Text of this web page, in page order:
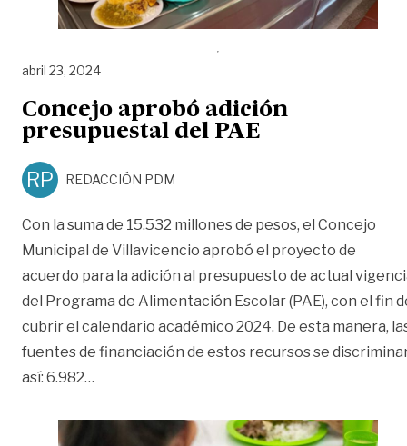
abril 23, 2024
Concejo aprobó adición
presupuestal del PAE
RP REDACCIÓN PDM
Con la suma de 15.532 millones de pesos, el Concejo
Municipal de Villavicencio aprobó el proyecto de
acuerdo para la adición al presupuesto de actual
del Programa de Alimentación Escolar (PAE), con el fin
cubrir el calendario académico 2024. De esta manera,
fuentes de financiación de estos recursos se
así: 6.982…